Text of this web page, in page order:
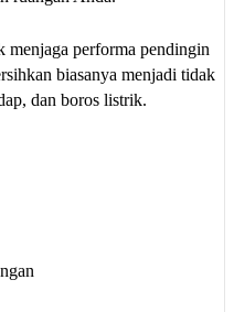
performa pendingin
biasanya menjadi tidak
dan boros listrik.